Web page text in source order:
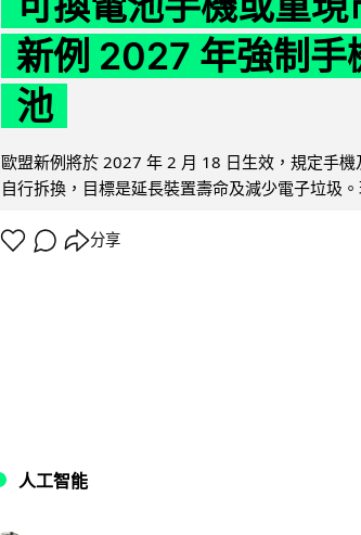
新例 2027 年強制手
池
歐盟新例將於 2027 年 2 月 18 日生效，規定手機
自行拆換，目標是延長裝置壽命及減少電子垃圾
分享
人工智能